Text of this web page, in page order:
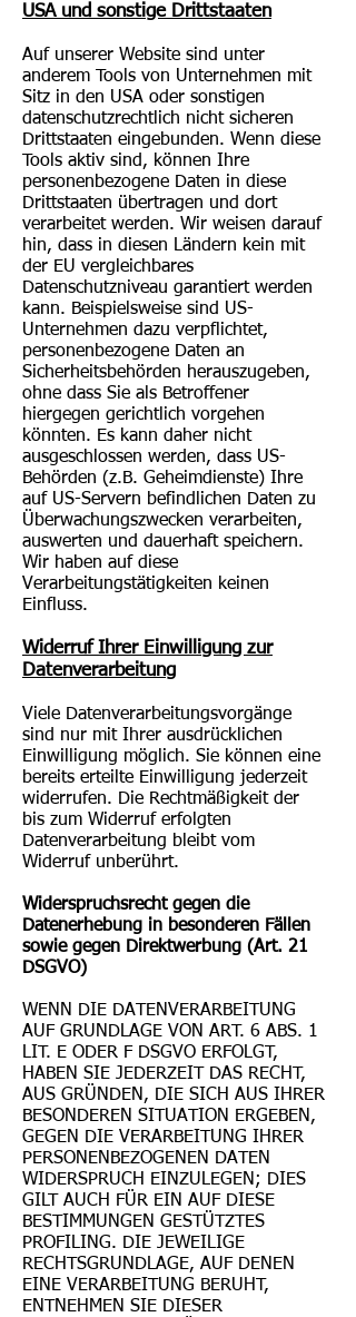
USA und sonstige Drittstaaten
Auf unserer Website sind unter
anderem Tools von Unternehmen mit
Sitz in den USA oder sonstigen
datenschutzrechtlich nicht sicheren
Drittstaaten eingebunden. Wenn diese
Tools aktiv sind, können Ihre
personenbezogene Daten in diese
Drittstaaten übertragen und dort
verarbeitet werden. Wir weisen darauf
hin, dass in diesen Ländern kein mit
der EU vergleichbares
Datenschutzniveau garantiert werden
kann. Beispielsweise sind US-
Unternehmen dazu verpflichtet,
personenbezogene Daten an
Sicherheitsbehörden herauszugeben,
ohne dass Sie als Betroffener
hiergegen gerichtlich vorgehen
könnten. Es kann daher nicht
ausgeschlossen werden, dass US-
Behörden (z.B. Geheimdienste) Ihre
auf US-Servern befindlichen Daten zu
Überwachungszwecken verarbeiten,
auswerten und dauerhaft speichern.
Wir haben auf diese
Verarbeitungstätigkeiten keinen
Einfluss.
Widerruf Ihrer Einwilligung zur
Datenverarbeitung
Viele Datenverarbeitungsvorgänge
sind nur mit Ihrer ausdrücklichen
Einwilligung möglich. Sie können eine
bereits erteilte Einwilligung jederzeit
widerrufen. Die Rechtmäßigkeit der
bis zum Widerruf erfolgten
Datenverarbeitung bleibt vom
Widerruf unberührt.
Widerspruchsrecht gegen die
Datenerhebung in besonderen Fällen
sowie gegen Direktwerbung (Art. 21
DSGVO)
WENN DIE DATENVERARBEITUNG
AUF GRUNDLAGE VON ART. 6 ABS. 1
LIT. E ODER F DSGVO ERFOLGT,
HABEN SIE JEDERZEIT DAS RECHT,
AUS GRÜNDEN, DIE SICH AUS IHRER
BESONDEREN SITUATION ERGEBEN,
GEGEN DIE VERARBEITUNG IHRER
PERSONENBEZOGENEN DATEN
WIDERSPRUCH EINZULEGEN; DIES
GILT AUCH FÜR EIN AUF DIESE
BESTIMMUNGEN GESTÜTZTES
PROFILING. DIE JEWEILIGE
RECHTSGRUNDLAGE, AUF DENEN
EINE VERARBEITUNG BERUHT,
ENTNEHMEN SIE DIESER